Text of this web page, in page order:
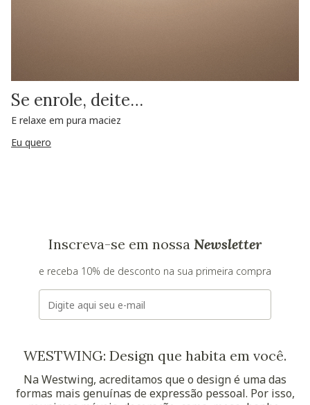
Se enrole, deite…
E relaxe em pura maciez
Eu quero
Inscreva-se em nossa Newsletter
e receba 10% de desconto na sua primeira compra
E-mail
WESTWING: Design que habita em você.
Na Westwing, acreditamos que o design é uma das
formas mais genuínas de expressão pessoal. Por isso,